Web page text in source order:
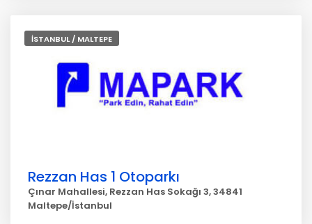
İSTANBUL / MALTEPE
Rezzan Has 1 Otoparkı
Çınar Mahallesi, Rezzan Has Sokağı 3, 34841
Maltepe/İstanbul